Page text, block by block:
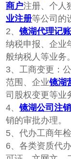
商户注册、个人
业注册等公司的
2、镜湖代理记账
纳税申报、企业
般纳税人等业务。
3、工商变更：
范围、企业镜湖
司股权变更等业
4、镜湖公司注销
销的审批办理。
5、代办工商年
6、各类资质代